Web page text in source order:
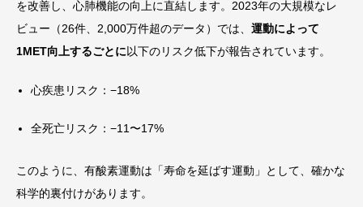
を改善し、心肺機能の向上に直結します。2023年の大規模なレ
ビュー（26件、2,000万件超のデータ）では、 運動によって
1MET向上するごとに以下のリスク低下が報告されています。
心疾患リスク：−18%
全死亡リスク：−11〜17%
このように、有酸素運動は「寿命を延ばす運動」として、確かな
科学的裏付けがあります。